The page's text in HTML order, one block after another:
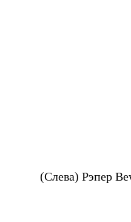
(Слева) Рэпер